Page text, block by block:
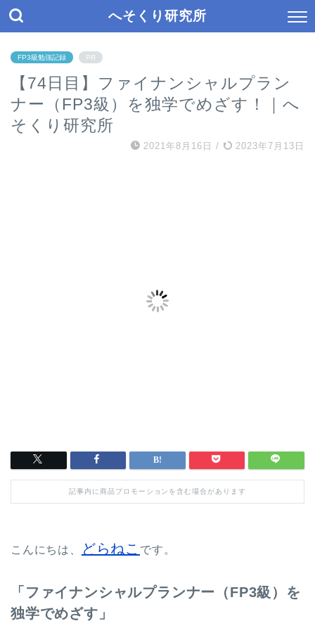
へそくり研究所
FP3級勉強記録 PR
【74日目】ファイナンシャルプラン
ナー（FP3級）を独学でめざす！｜へ
そくり研究所
2021年8月16日 / 2023年7月13日
記事内に商品プロモーションを含む場合があります
こんにちは、 どらねこ です。
「ファイナンシャルプランナー（FP3級）を
独学でめざす」